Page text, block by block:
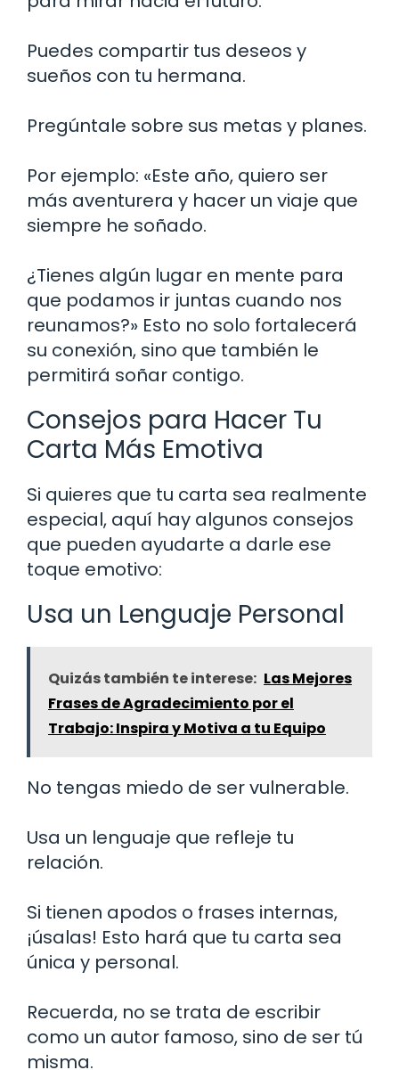
Puedes compartir tus deseos y
sueños con tu hermana.
Pregúntale sobre sus metas y planes.
Por ejemplo: «Este año, quiero ser
más aventurera y hacer un viaje que
siempre he soñado.
¿Tienes algún lugar en mente para
que podamos ir juntas cuando nos
reunamos?» Esto no solo fortalecerá
su conexión, sino que también le
permitirá soñar contigo.
Consejos para Hacer Tu
Carta Más Emotiva
Si quieres que tu carta sea realmente
especial, aquí hay algunos consejos
que pueden ayudarte a darle ese
toque emotivo:
Usa un Lenguaje Personal
Quizás también te interese: Las Mejores
Frases de Agradecimiento por el
Trabajo: Inspira y Motiva a tu Equipo
No tengas miedo de ser vulnerable.
Usa un lenguaje que refleje tu
relación.
Si tienen apodos o frases internas,
¡úsalas! Esto hará que tu carta sea
única y personal.
Recuerda, no se trata de escribir
como un autor famoso, sino de ser tú
misma.